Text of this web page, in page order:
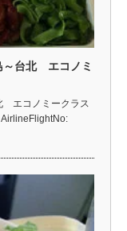
～台北 エコノミ
エコノミークラス